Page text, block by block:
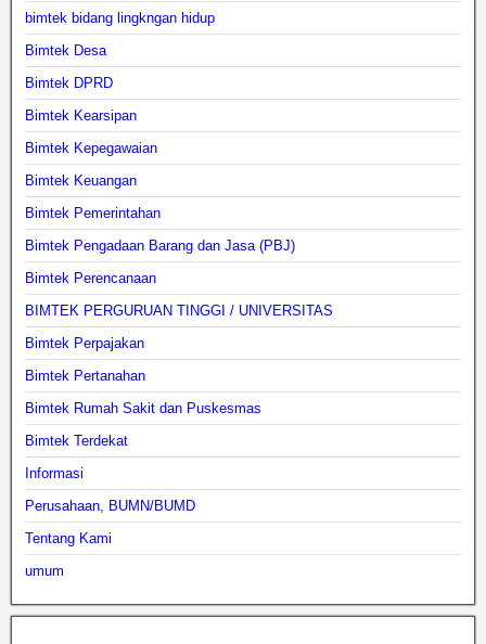
bimtek bidang lingkngan hidup
Bimtek Desa
Bimtek DPRD
Bimtek Kearsipan
Bimtek Kepegawaian
Bimtek Keuangan
Bimtek Pemerintahan
Bimtek Pengadaan Barang dan Jasa (PBJ)
Bimtek Perencanaan
BIMTEK PERGURUAN TINGGI / UNIVERSITAS
Bimtek Perpajakan
Bimtek Pertanahan
Bimtek Rumah Sakit dan Puskesmas
Bimtek Terdekat
Informasi
Perusahaan, BUMN/BUMD
Tentang Kami
umum